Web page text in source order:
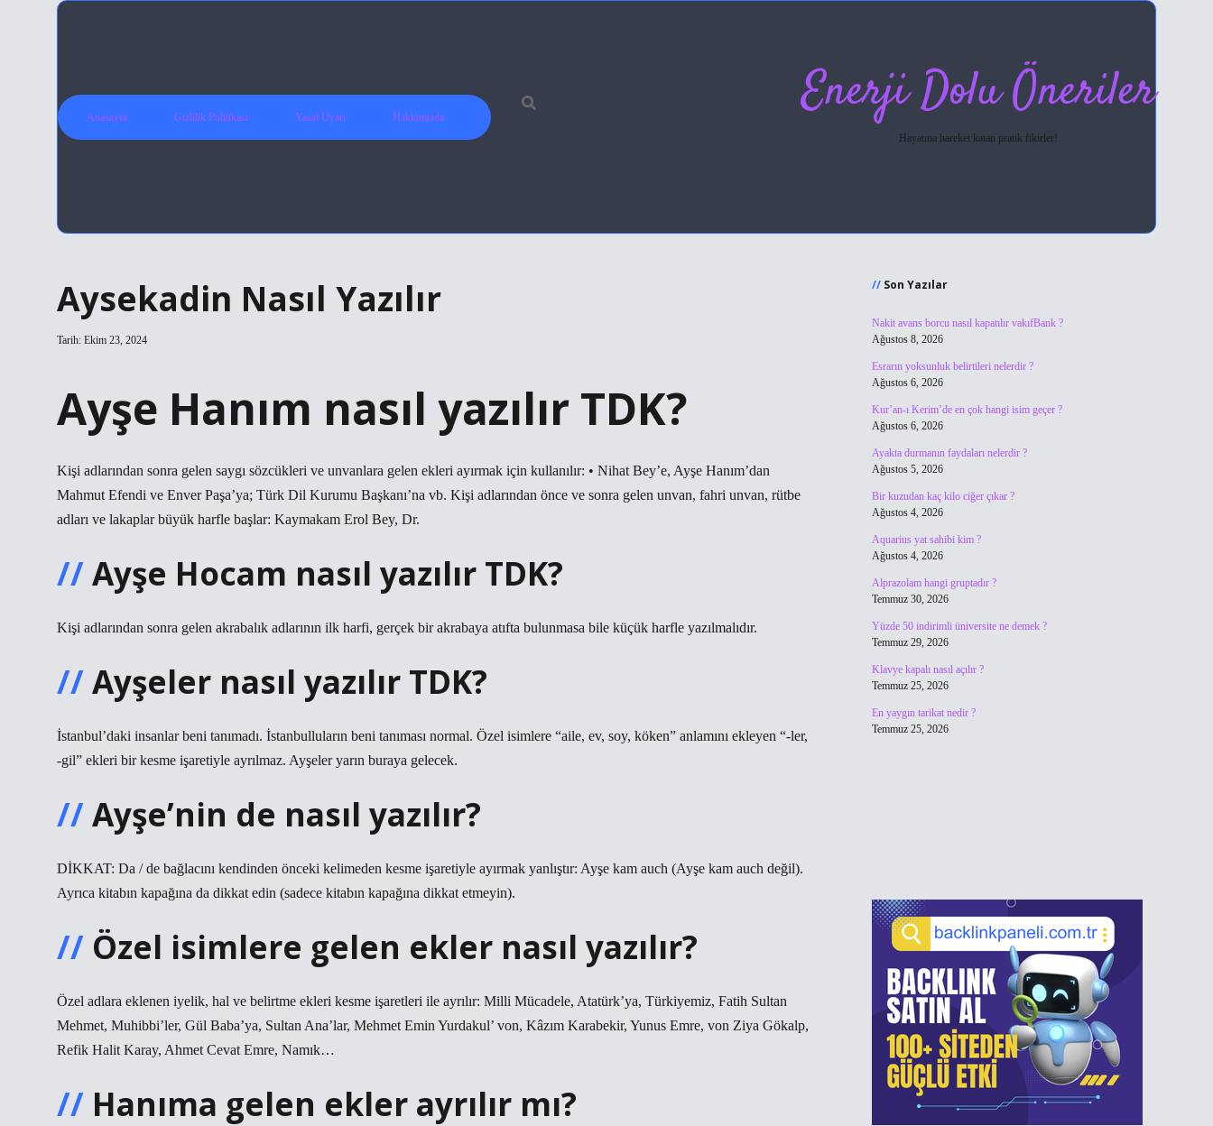
Anasayfa Gizlilik Politikası Yasal Uyarı Hakkımızda Enerji Dolu Öneriler
Hayatına hareket katan pratik fikirler!
Aysekadin Nasıl Yazılır
Tarih: Ekim 23, 2024
Ayşe Hanım nasıl yazılır TDK?
Kişi adlarından sonra gelen saygı sözcükleri ve unvanlara gelen ekleri ayırmak için kullanılır: • Nihat Bey’e, Ayşe Hanım’dan
Mahmut Efendi ve Enver Paşa’ya; Türk Dil Kurumu Başkanı’na vb. Kişi adlarından önce ve sonra gelen unvan, fahri unvan, rütbe
adları ve lakaplar büyük harfle başlar: Kaymakam Erol Bey, Dr.
Ayşe Hocam nasıl yazılır TDK?
Kişi adlarından sonra gelen akrabalık adlarının ilk harfi, gerçek bir akrabaya atıfta bulunmasa bile küçük harfle yazılmalıdır.
Ayşeler nasıl yazılır TDK?
İstanbul’daki insanlar beni tanımadı. İstanbulluların beni tanıması normal. Özel isimlere “aile, ev, soy, köken” anlamını ekleyen “-ler,
-gil” ekleri bir kesme işaretiyle ayrılmaz. Ayşeler yarın buraya gelecek.
Ayşe’nin de nasıl yazılır?
DİKKAT: Da / de bağlacını kendinden önceki kelimeden kesme işaretiyle ayırmak yanlıştır: Ayşe kam auch (Ayşe kam auch değil).
Ayrıca kitabın kapağına da dikkat edin (sadece kitabın kapağına dikkat etmeyin).
Özel isimlere gelen ekler nasıl yazılır?
Özel adlara eklenen iyelik, hal ve belirtme ekleri kesme işaretleri ile ayrılır: Milli Mücadele, Atatürk’ya, Türkiyemiz, Fatih Sultan
Mehmet, Muhibbi’ler, Gül Baba’ya, Sultan Ana’lar, Mehmet Emin Yurdakul’ von, Kâzım Karabekir, Yunus Emre, von Ziya Gökalp,
Refik Halit Karay, Ahmet Cevat Emre, Namık…
Hanıma gelen ekler ayrılır mı?
Son Yazılar
Nakit avans borcu nasıl kapatılır vakıfBank ?
Ağustos 8, 2026
Esrarın yoksunluk belirtileri nelerdir ?
Ağustos 6, 2026
Kur’an-ı Kerim’de en çok hangi isim geçer ?
Ağustos 6, 2026
Ayakta durmanın faydaları nelerdir ?
Ağustos 5, 2026
Bir kuzudan kaç kilo ciğer çıkar ?
Ağustos 4, 2026
Aquarius yat sahibi kim ?
Ağustos 4, 2026
Alprazolam hangi gruptadır ?
Temmuz 30, 2026
Yüzde 50 indirimli üniversite ne demek ?
Temmuz 29, 2026
Klavye kapalı nasıl açılır ?
Temmuz 25, 2026
En yaygın tarikat nedir ?
Temmuz 25, 2026